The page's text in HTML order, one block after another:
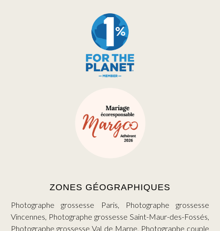
ZONES GÉOGRAPHIQUES
Photographe grossesse Paris, Photographe grossesse
Vincennes, Photographe grossesse Saint-Maur-des-Fossés,
Photographe grossesse Val de Marne, Photographe couple